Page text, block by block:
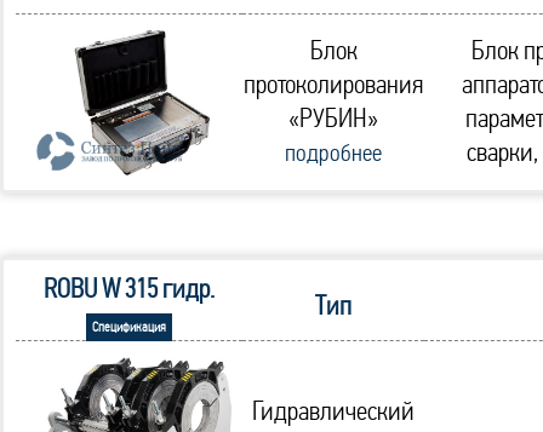
Блок
протоколирования
«РУБИН»
подробнее
Блок
ROBU W 315 гидр.
Спецификация
Тип
Гидравлический